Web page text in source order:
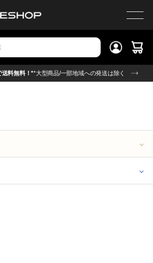
送料無料！**大型商品/一部地域への発送は除く